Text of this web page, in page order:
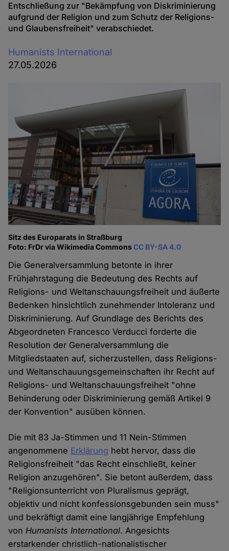
Entschließung zur "Bekämpfung von Diskriminierung
aufgrund der Religion und zum Schutz der Religions-
und Glaubensfreiheit" verabschiedet.
Humanists International
27.05.2026
Sitz des Europarats in Straßburg
Foto: FrDr via Wikimedia CommonsCC BY-SA 4.0
Die Generalversammlung betonte in ihrer
Frühjahrstagung die Bedeutung des Rechts auf
Religions- und Weltanschauungsfreiheit und äußerte
Bedenken hinsichtlich zunehmender Intoleranz und
Diskriminierung. Auf Grundlage des Berichts des
Abgeordneten Francesco Verducci forderte die
Resolution der Generalversammlung die
Mitgliedstaaten auf, sicherzustellen, dass Religions-
und Weltanschauungsgemeinschaften ihr Recht auf
Religions- und Weltanschauungsfreiheit "ohne
Behinderung oder Diskriminierung gemäß Artikel 9
der Konvention" ausüben können.
Die mit 83 Ja-Stimmen und 11 Nein-Stimmen
angenommene Erklärung hebt hervor, dass die
Religionsfreiheit "das Recht einschließt, keiner
Religion anzugehören". Sie betont außerdem, dass
"Religionsunterricht von Pluralismus geprägt,
objektiv und nicht konfessionsgebunden sein muss"
und bekräftigt damit eine langjährige Empfehlung
von Humanists International. Angesichts
erstarkender christlich-nationalistischer